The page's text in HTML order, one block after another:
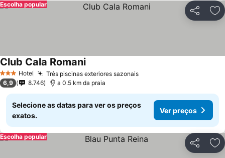
Partilhar
Escolha popular
3 EstrelasHotel Três piscinas exteriores sazonais
Club Cala Romani
6,9 8.746 a 0.5 km da praia
Selecione as datas para ver os preços
exatos.
Ver preços
Partilhar
Escolha popular